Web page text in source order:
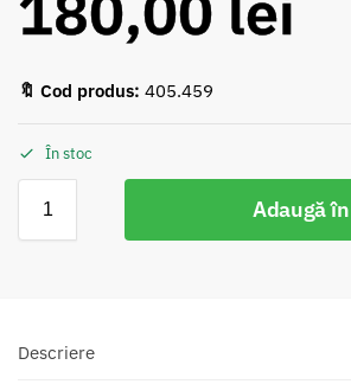
🔖 Cod produs: 405.459
În stoc
Adaugă
Descriere